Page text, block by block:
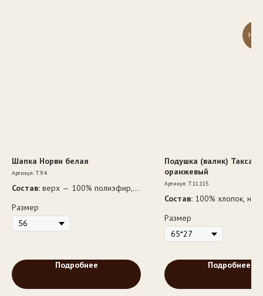
Шапка Норви белая
Артикул: Т.9.4
Состав: верх — 100% полиэфир,
утеплитель — полиэфирное
волокно
Размер
Подробнее
Подушка (валик) Такса
оранжевый
Артикул: Т.11.115
Состав: 100% хлопок,
Размер
Подробнее